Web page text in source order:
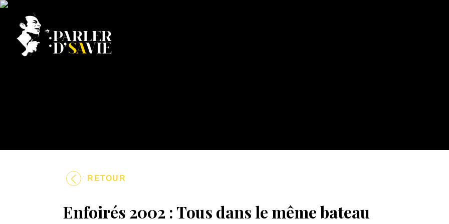
RETOUR
Enfoirés 2002 : Tous dans le même bateau